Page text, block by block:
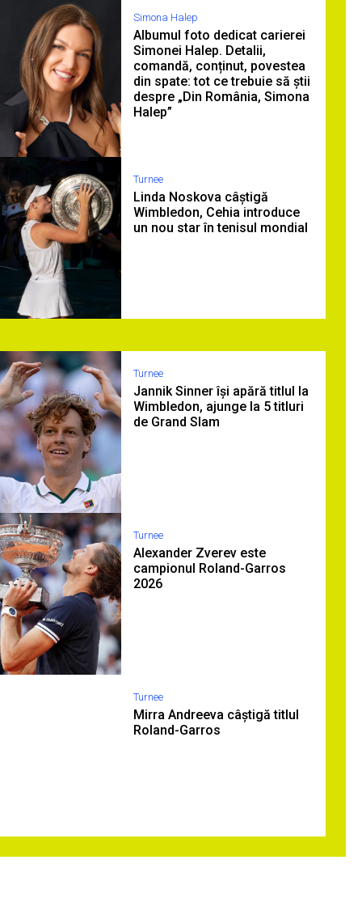
Simona Halep
Albumul foto dedicat carierei
Simonei Halep. Detalii,
comandă, conținut, povestea
din spate: tot ce trebuie să știi
despre „Din România, Simona
Halep”
Turnee
Linda Noskova câștigă
Wimbledon, Cehia introduce
un nou star în tenisul mondial
Turnee
Jannik Sinner își apără titlul la
Wimbledon, ajunge la 5 titluri
de Grand Slam
Turnee
Alexander Zverev este
campionul Roland-Garros
2026
Turnee
Mirra Andreeva câștigă titlul
Roland-Garros